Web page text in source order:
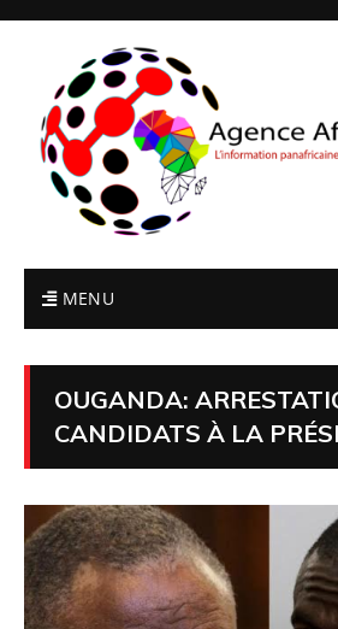
MENU
OUGANDA:
CANDIDATS À LA